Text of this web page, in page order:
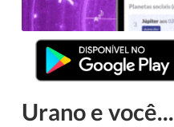
Urano e você...